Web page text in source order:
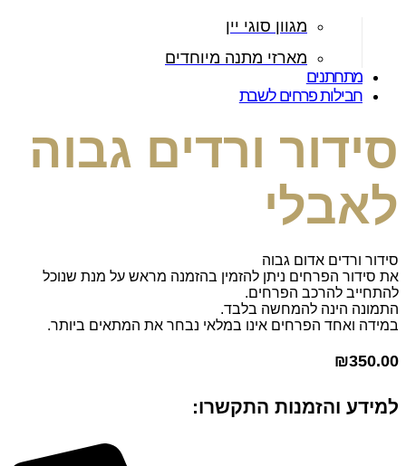
מגוון סוגי יין
מארזי מתנה מיוחדים
מתחתנים
חבילות פרחים לשבת
סידור ורדים גבוה
לאבלי
סידור ורדים אדום גבוה
את סידור הפרחים ניתן להזמין בהזמנה מראש על מנת שנוכל
להתחייב להרכב הפרחים.
התמונה הינה להמחשה בלבד.
במידה ואחד הפרחים אינו במלאי נבחר את המתאים ביותר.
₪350.00
למידע והזמנות התקשרו: